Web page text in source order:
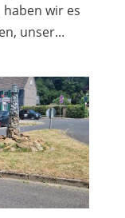
haben wir es
unser...